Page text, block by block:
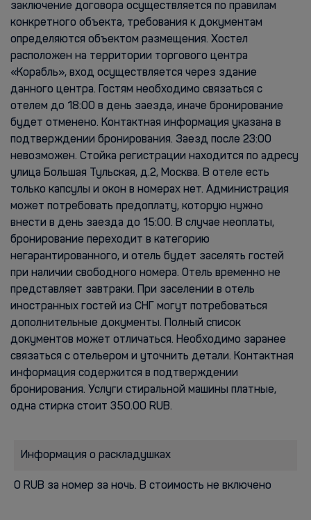
заключение договора осуществляется по правилам
конкретного объекта, требования к документам
определяются объектом размещения. Хостел
расположен на территории торгового центра
«Корабль», вход осуществляется через здание
данного центра. Гостям необходимо связаться с
отелем до 18:00 в день заезда, иначе бронирование
будет отменено. Контактная информация указана в
подтверждении бронирования. Заезд после 23:00
невозможен. Cтойка регистрации находится по адресу
улица Большая Тульская, д.2, Москва. В отеле есть
только капсулы и окон в номерах нет. Администрация
может потребовать предоплату, которую нужно
внести в день заезда до 15:00. В случае неоплаты,
бронирование переходит в категорию
негарантированного, и отель будет заселять гостей
при наличии свободного номера. Отель временно не
представляет завтраки. При заселении в отель
иностранных гостей из СНГ могут потребоваться
дополнительные документы. Полный список
документов может отличаться. Необходимо заранее
связаться с отельером и уточнить детали. Контактная
информация содержится в подтверждении
бронирования. Услуги стиральной машины платные,
одна стирка стоит 350.00 RUB.
Информация о раскладушках
0 RUB за номер за ночь. В стоимость не включено